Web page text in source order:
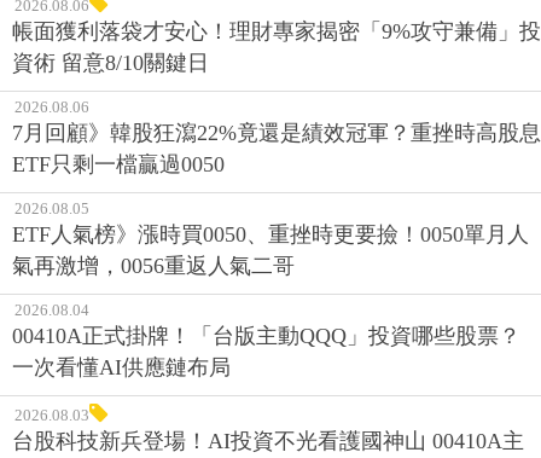
2026.08.06
帳面獲利落袋才安心！理財專家揭密「9%攻守兼備」投
資術 留意8/10關鍵日
2026.08.06
7月回顧》韓股狂瀉22%竟還是績效冠軍？重挫時高股息
ETF只剩一檔贏過0050
2026.08.05
ETF人氣榜》漲時買0050、重挫時更要撿！0050單月人
氣再激增，0056重返人氣二哥
2026.08.04
00410A正式掛牌！「台版主動QQQ」投資哪些股票？
一次看懂AI供應鏈布局
2026.08.03
台股科技新兵登場！AI投資不光看護國神山 00410A主